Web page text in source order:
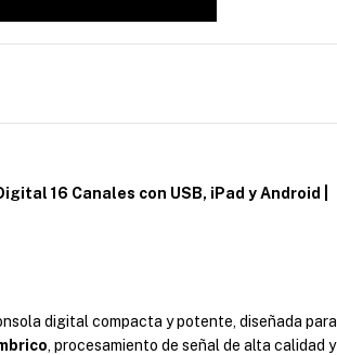
16 Canales con USB, iPad y Android |
digital compacta y potente, diseñada para
, procesamiento de señal de alta calidad y